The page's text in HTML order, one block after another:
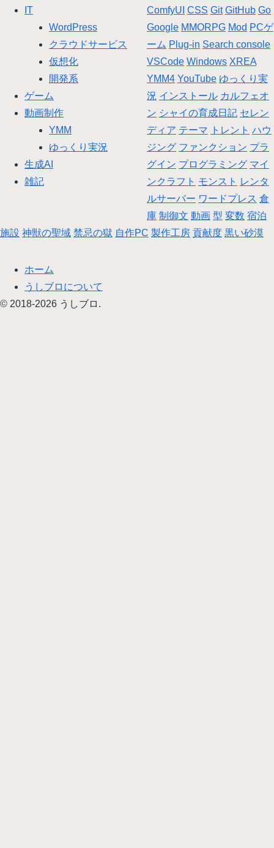
IT
WordPress
クラウドサービス
仮想化
開発系
ゲーム
動画制作
YMM
ゆっくり実況
生成AI
雑記
ComfyUI CSS Git GitHub Go
Google MMORPG Mod PCゲ
ーム Plug-in Search console
VSCode Windows XREA
YMM4 YouTube ゆっくり実
況 インストール カルフェオ
ン シャイの育成日記 セレン
ディア テーマ トレント ハウ
ジング ファンクション プラ
グイン プログラミング マイ
ンクラフト モンスト レンタ
ルサーバー ワードプレス 倉
庫 制御文 動画 型 変数 宿泊
施設 神獣の聖域 禁忌の獄 自作PC 製作工房 貢献度 黒い砂漠
ホーム
うしブロについて
© 2018-2026 うしブロ.